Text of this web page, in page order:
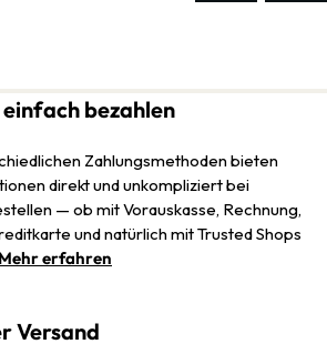
bezahlen
Zahlungsmethoden bieten
direkt und unkompliziert bei
— ob mit Vorauskasse, Rechnung,
und natürlich mit Trusted Shops
Mehr erfahren
Versand